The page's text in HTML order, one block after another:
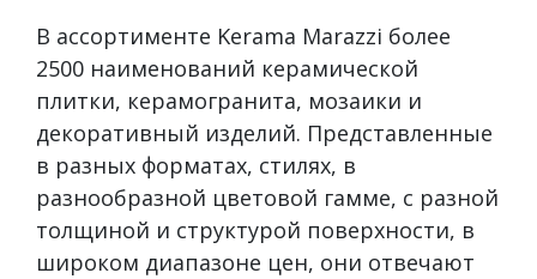
В ассортименте Kerama Marazzi более
2500 наименований керамической
плитки, керамогранита, мозаики и
декоративный изделий. Представленные
в разных форматах, стилях, в
разнообразной цветовой гамме, с разной
толщиной и структурой поверхности, в
широком диапазоне цен, они отвечают